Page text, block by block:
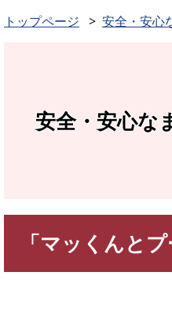
トップページ 安全・安心
安全・安心な
「マッくんと